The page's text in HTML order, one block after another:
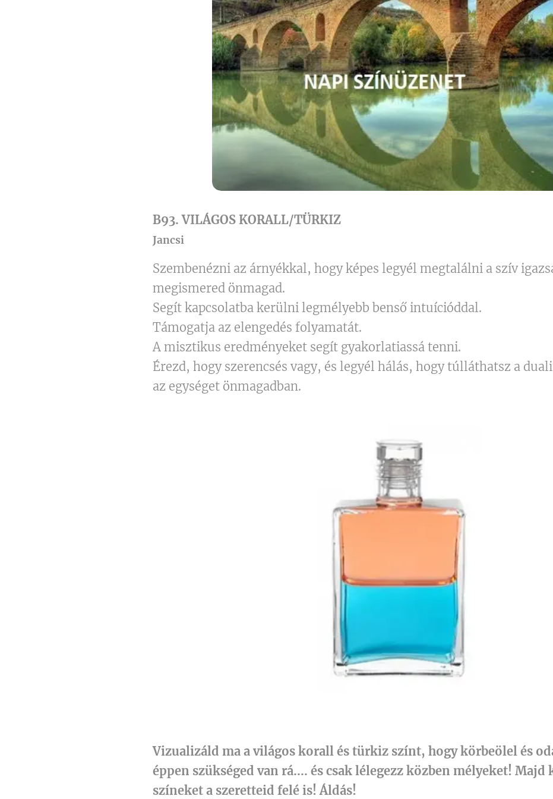
B93. VILÁGOS KORALL/TÜRKIZ
Jancsi
Szembenézni az árnyékkal, hogy képes legyél megtalálni a szív
megismered önmagad.
Segít kapcsolatba kerülni legmélyebb benső intuícióddal.
Támogatja az elengedés folyamatát.
A misztikus eredményeket segít gyakorlatiassá tenni.
Érezd, hogy szerencsés vagy, és legyél hálás, hogy túlláthatsz a
az egységet önmagadban.
Vizualizáld ma a világos korall és türkiz színt, hogy körbeölel és
éppen szükséged van rá.... és csak lélegezz közben mélyeket! Majd
színeket a szeretteid felé is! Áldás!